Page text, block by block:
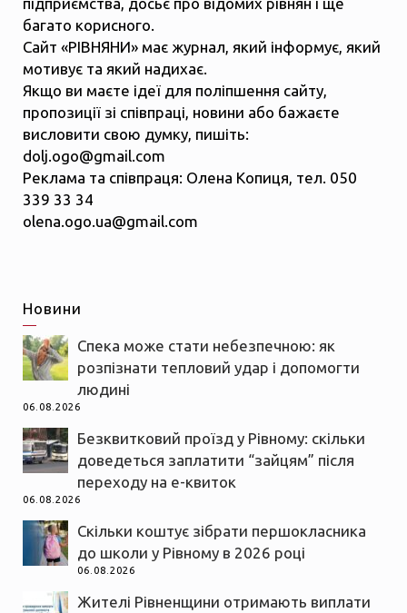
багато корисного.
Сайт «РІВНЯНИ» має журнал, який інформує, який
мотивує та який надихає.
Якщо ви маєте ідеї для поліпшення сайту,
пропозиції зі співпраці, новини або бажаєте
висловити свою думку, пишіть:
dolj.ogo@gmail.com
Реклама та співпраця: Олена Копиця, тел. 050
339 33 34
olena.ogo.ua@gmail.com
Новини
Спека може стати небезпечною: як
розпізнати тепловий удар і допомогти
людині
06.08.2026
Безквитковий проїзд у Рівному: скільки
доведеться заплатити “зайцям” після
переходу на е-квиток
06.08.2026
Скільки коштує зібрати першокласника
до школи у Рівному в 2026 році
06.08.2026
Жителі Рівненщини отримають виплати